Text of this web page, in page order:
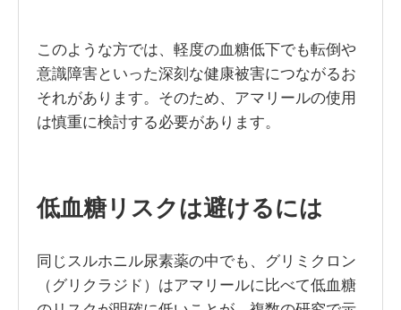
このような方では、軽度の血糖低下でも転倒や
意識障害といった深刻な健康被害につながるお
それがあります。そのため、アマリールの使用
は慎重に検討する必要があります。
低血糖リスクは避けるには
同じスルホニル尿素薬の中でも、グリミクロン
（グリクラジド）はアマリールに比べて低血糖